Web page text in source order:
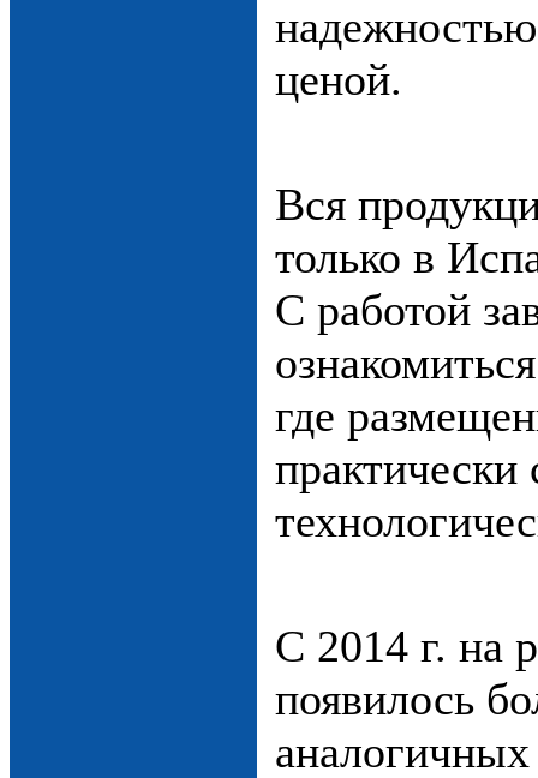
ценой.
Вся
только в
С работой
где
практически
С 2014 г. на
появилось